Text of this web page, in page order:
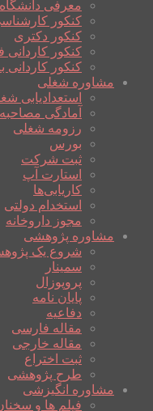
معرفی
کنکور
کنکور دکتری
کنکور کاردانی
کنکور کاردانی
مشاوره شغلی
استعدادیابی
آمادگی
رزومه شغلی
بورس
ثبت شرکت
استارت آپ
کاریابی‌ها
استخدام دولتی
مجوز داروخانه
مشاوره پژوهشی
شروع یک
سمینار
پروپوزال
پایان نامه
دفاعیه
مقاله فارسی
مقاله خارجی
ثبت اختراع
طرح پژوهشی
مشاوره انگیزشی
فیلم ها و